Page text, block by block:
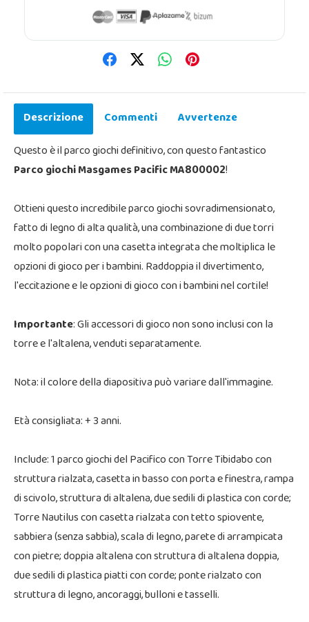
Descrizione Commenti
Avvertenze
Questo è il parco giochi definitivo, con questo fantastico
Parco giochi Masgames Pacific MA800002!
Ottieni questo incredibile parco giochi sovradimensionato,
fatto di legno di alta qualità, una combinazione di due torri
molto popolari con una casetta integrata che moltiplica le
opzioni di gioco per i bambini. Raddoppia il divertimento,
l'eccitazione e le opzioni di gioco con i bambini nel cortile!
Importante: Gli accessori di gioco non sono inclusi con la
torre e l'altalena, venduti separatamente.
Nota: il colore della diapositiva può variare dall'immagine.
Età consigliata: + 3 anni.
Include: 1 parco giochi del Pacifico con Torre Tibidabo con
struttura rialzata, casetta in basso con porta e finestra, rampa
di scivolo, struttura di altalena, due sedili di plastica con corde;
Torre Nautilus con casetta rialzata con tetto spiovente,
sabbiera (senza sabbia), scala di legno, parete di arrampicata
con pietre; doppia altalena con struttura di altalena doppia,
due sedili di plastica piatti con corde; ponte rialzato con
struttura di legno, ancoraggi, bulloni e tasselli.